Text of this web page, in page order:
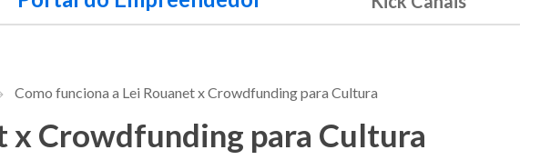
Como funciona a Lei Rouanet x Crowdfunding para Cultura
x Crowdfunding para Cultura